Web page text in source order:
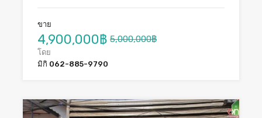
ขาย
4,900,000฿ 5,000,000฿
โดย
มิกิ 062-885-9790